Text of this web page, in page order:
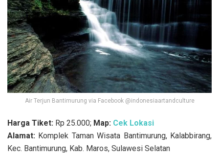
Air Terjun Bantimurung via Facebook @indonesiaartandculture
Harga Tiket: Rp 25.000; Map: Cek Lokasi
Alamat: Komplek Taman Wisata Bantimurung, Kalabbirang,
Kec. Bantimurung, Kab. Maros, Sulawesi Selatan